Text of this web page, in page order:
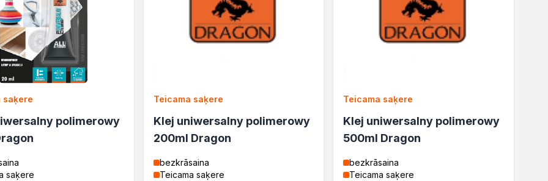
saķere
polimerowy
saķere
Teicama saķere
Klej uniwersalny polimerowy
200ml Dragon
bezkrāsaina
Teicama saķere
Teicama saķere
Klej uniwersalny polimerowy
500ml Dragon
bezkrāsaina
Teicama saķere